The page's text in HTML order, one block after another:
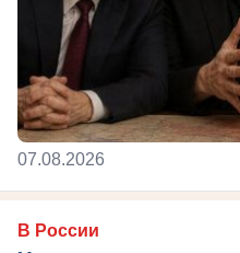
07.08.2026
В России